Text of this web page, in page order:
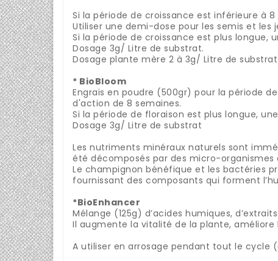
Si la période de croissance est inférieure à
Utiliser une demi-dose pour les semis et les
Si la période de croissance est plus
Dosage 3g/ Litre de substrat.
Dosage plante mère 2 à 3g/ Litre de
* BioBloom
Engrais en poudre (500gr) pour la période
d'action de 8 semaines.
Si la période de floraison est plus longue,
Dosage 3g/ Litre de substrat
Les nutriments minéraux naturels sont
été décomposés par des micro-organismes
Le champignon bénéfique et les bactéries
fournissant des composants qui forment
*BioEnhancer
Mélange (125g) d’acides humiques,
Il augmente la vitalité de la plante,
A utiliser en arrosage pendant tout le cycle